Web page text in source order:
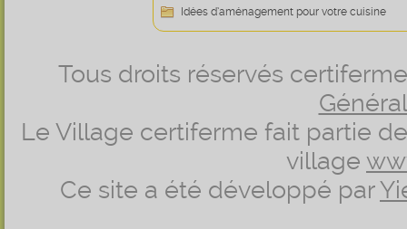
Idées d’aménagement pour votre cuisine
Tous droits réservés
Le Village certiferme fait partie
village
Ce site a été développé par